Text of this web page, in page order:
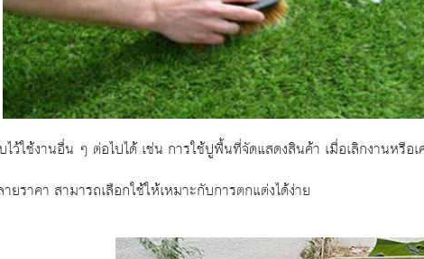
ไว้ใช้งานอื่น ๆ ต่อไปได้ เช่น การใช้ปูพื้นที่จัดแสดงสินค้า เมื่อเลิกงานหรื
ราคา สามารถเลือกใช้ให้เหมาะกับการตกแต่งได้ง่าย